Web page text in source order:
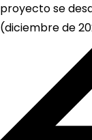
proyecto se
(diciembre de